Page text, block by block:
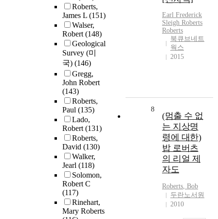
Roberts,
James L (151)
Walser,
Robert(148)
Geological
Survey (미
국) (146)
Gregg,
John Robert
(143)
Roberts,
Paul (135)
Lado,
Robert(131)
Roberts,
David (130)
Walker,
Jearl (118)
Solomon,
Robert C
(117)
Rinehart,
Mary Roberts
Earl Frederick
Sleigh Roberts
Roberts
북큐브네트
웍스
2015
8
(멈출 수 없
는 지상명
령에 대한)
밥 로버츠
의 리얼 제
자도
Roberts, Bob
두란노서원
2010